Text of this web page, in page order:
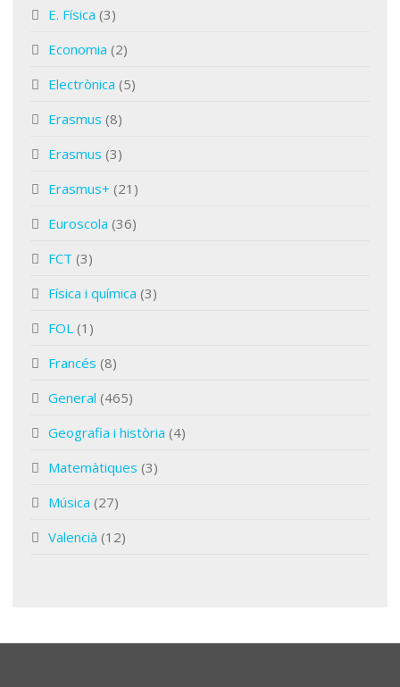
E. Física (3)
Economia (2)
Electrònica (5)
Erasmus (8)
Erasmus (3)
Erasmus+ (21)
Euroscola (36)
FCT (3)
Física i química (3)
FOL (1)
Francés (8)
General (465)
Geografia i història (4)
Matemàtiques (3)
Música (27)
Valencià (12)